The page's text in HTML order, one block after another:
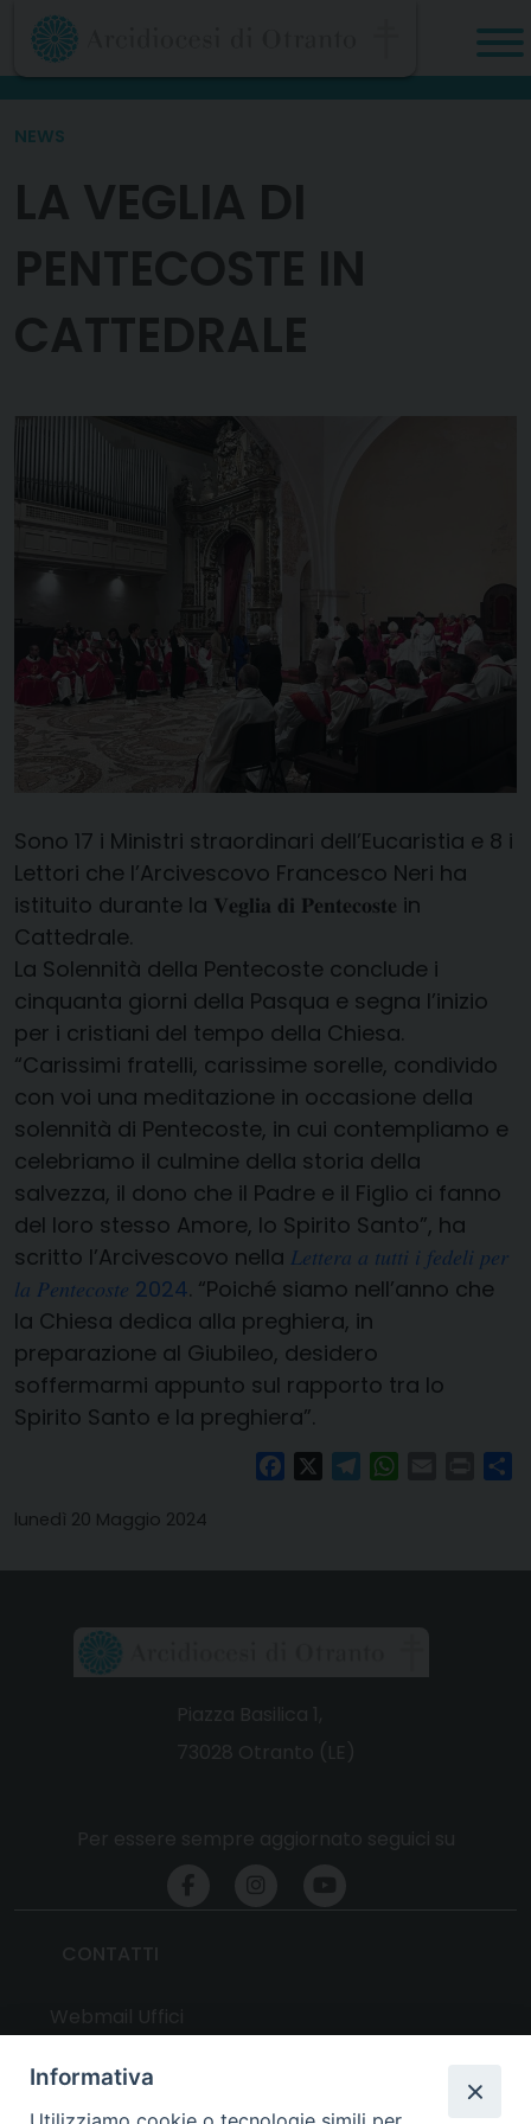
Skip
content
NEWS
LA VEGLIA DI
PENTECOSTE IN
CATTEDRALE
Sono 17 i Ministri straordinari dell’Eucaristia e 8 i
Lettori che l’Arcivescovo Francesco Neri ha
istituito durante la 𝐕𝐞𝐠𝐥𝐢𝐚 𝐝𝐢 𝐏𝐞𝐧𝐭𝐞𝐜𝐨𝐬𝐭𝐞 in
Cattedrale.
La Solennità della Pentecoste conclude i
cinquanta giorni della Pasqua e segna l’inizio
per i cristiani del tempo della Chiesa.
“Carissimi fratelli, carissime sorelle, condivido
con voi una meditazione in occasione della
solennità di Pentecoste, in cui contempliamo e
celebriamo il culmine della storia della
salvezza, il dono che il Padre e il Figlio ci fanno
del loro stesso Amore, lo Spirito Santo”, ha
scritto l’Arcivescovo nella 𝐿𝑒𝑡𝑡𝑒𝑟𝑎 𝑎 𝑡𝑢𝑡𝑡𝑖 𝑖 𝑓𝑒𝑑𝑒𝑙𝑖 𝑝𝑒𝑟
𝑙𝑎 𝑃𝑒𝑛𝑡𝑒𝑐𝑜𝑠𝑡𝑒 2024. “Poiché siamo nell’anno che
la Chiesa dedica alla preghiera, in
preparazione al Giubileo, desidero
soffermarmi appunto sul rapporto tra lo
Spirito Santo e la preghiera”.
FacebookTelegramWhatsAppPrint
lunedì 20 Maggio 2024
Informativa